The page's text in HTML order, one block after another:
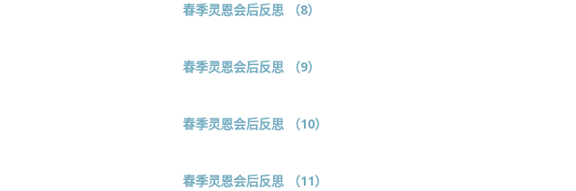
春季灵恩会后反思 （8）
春季灵恩会后反思 （9）
春季灵恩会后反思 （10）
春季灵恩会后反思 （11）